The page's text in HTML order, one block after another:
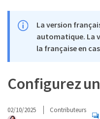
La version
automatique. La
la française en
Configurez
02/10/2025 Contributeurs